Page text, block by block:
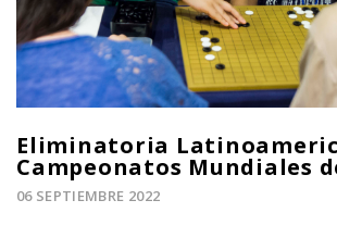
Eliminatoria
Campeonatos Mundiales
06 SEPTIEMBRE 2022